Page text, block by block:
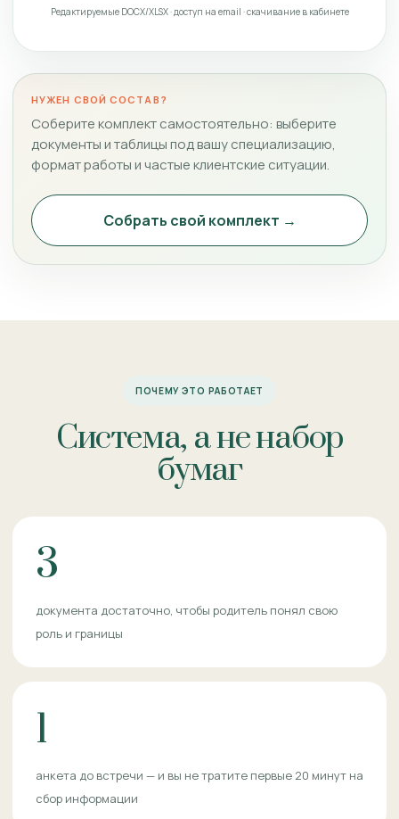
Редактируемые DOCX/XLSX · доступ на email · скачивание в кабинете
НУЖЕН СВОЙ СОСТАВ?
Соберите комплект самостоятельно: выберите
документы и таблицы под вашу специализацию,
формат работы и частые клиентские ситуации.
Собрать свой комплект →
ПОЧЕМУ ЭТО РАБОТАЕТ
Система, а не набор
бумаг
3
документа достаточно, чтобы родитель понял свою
роль и границы
1
анкета до встречи — и вы не тратите первые 20 минут на
сбор информации